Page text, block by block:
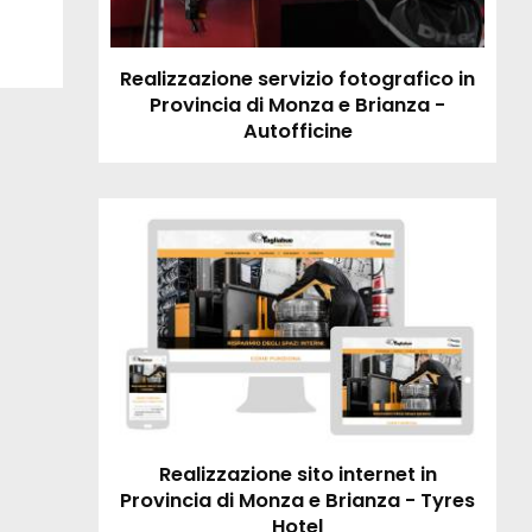
Realizzazione servizio fotografico in
Provincia di Monza e Brianza -
Autofficine
Realizzazione sito internet in
Provincia di Monza e Brianza - Tyres